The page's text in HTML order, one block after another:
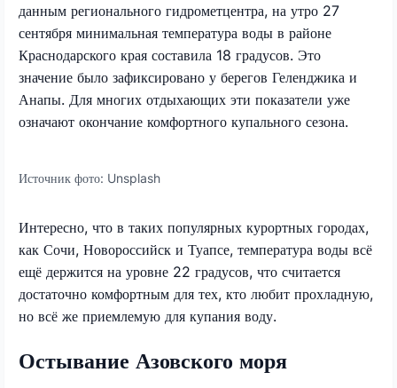
данным регионального гидрометцентра, на утро 27
сентября минимальная температура воды в районе
Краснодарского края составила 18 градусов. Это
значение было зафиксировано у берегов Геленджика и
Анапы. Для многих отдыхающих эти показатели уже
означают окончание комфортного купального сезона.
Источник фото: Unsplash
Интересно, что в таких популярных курортных городах,
как Сочи, Новороссийск и Туапсе, температура воды всё
ещё держится на уровне 22 градусов, что считается
достаточно комфортным для тех, кто любит прохладную,
но всё же приемлемую для купания воду.
Остывание Азовского моря